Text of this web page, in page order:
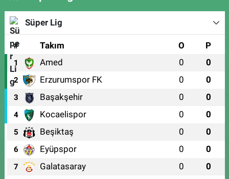
Süper Lig
# Takım O P
1 Amed 0 0
2 Erzurumspor FK 0 0
3 Başakşehir 0 0
4 Kocaelispor 0 0
5 Beşiktaş 0 0
6 Eyüpspor 0 0
7 Galatasaray 0 0